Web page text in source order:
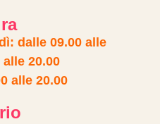
dalle 09.00 alle
alle 20.00
alle 20.00